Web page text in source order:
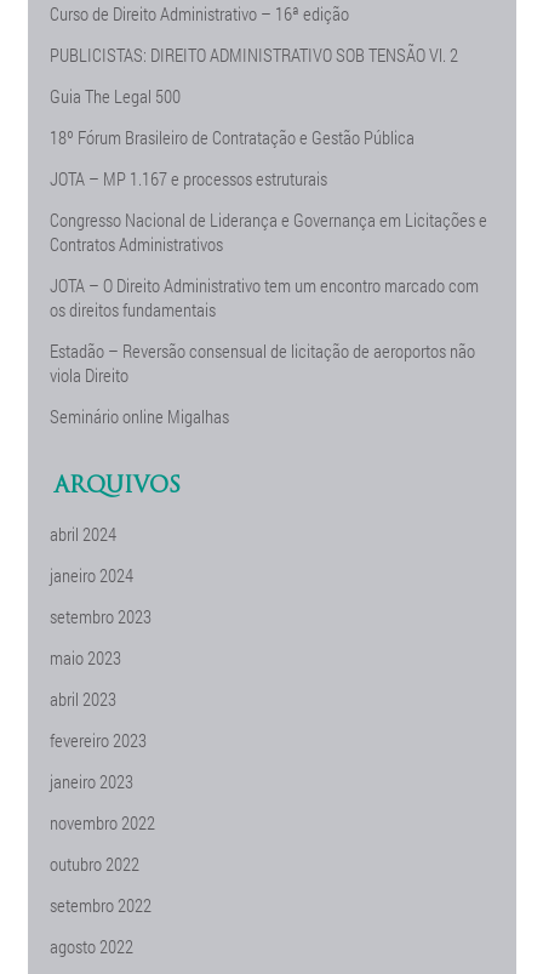
Curso de Direito Administrativo – 16ª edição
PUBLICISTAS: DIREITO ADMINISTRATIVO SOB TENSÃO Vl. 2
Guia The Legal 500
18º Fórum Brasileiro de Contratação e Gestão Pública
JOTA – MP 1.167 e processos estruturais
Congresso Nacional de Liderança e Governança em Licitações e
Contratos Administrativos
JOTA – O Direito Administrativo tem um encontro marcado com
os direitos fundamentais
Estadão – Reversão consensual de licitação de aeroportos não
viola Direito
Seminário online Migalhas
ARQUIVOS
abril 2024
janeiro 2024
setembro 2023
maio 2023
abril 2023
fevereiro 2023
janeiro 2023
novembro 2022
outubro 2022
setembro 2022
agosto 2022